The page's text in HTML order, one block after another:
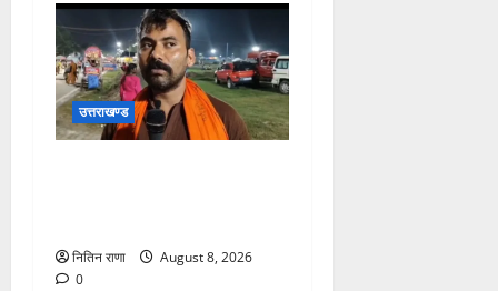
उत्तराखण्ड
नितिन राणा
August 8, 2026
0